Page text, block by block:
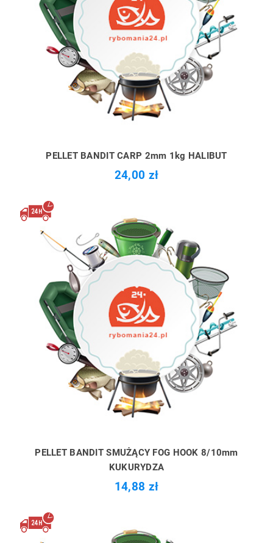
PELLET BANDIT CARP 2mm 1kg HALIBUT
24,00 zł
PELLET BANDIT SMUŻĄCY FOG HOOK 8/10mm
KUKURYDZA
14,88 zł